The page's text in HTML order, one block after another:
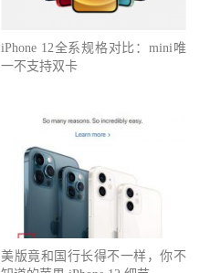
iPhone 12全系规格对比：mini唯
一不支持双卡
美版竟和国行长得不一样，你不